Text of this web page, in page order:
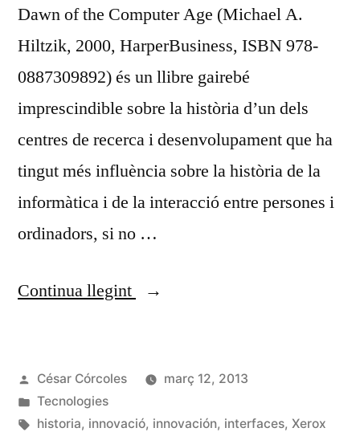
Dawn of the Computer Age (Michael A.
Hiltzik, 2000, HarperBusiness, ISBN 978-
0887309892) és un llibre gairebé
imprescindible sobre la història d’un dels
centres de recerca i desenvolupament que ha
tingut més influència sobre la història de la
informàtica i de la interacció entre persones i
ordinadors, si no …
Continua llegint
«Dealers
Xerox
PARC
Publicat
per
César Córcoles
març 12, 2013
Publicat
en
Tecnologies
Etiquetes:
historia, innovació, innovación, interfaces, Xerox